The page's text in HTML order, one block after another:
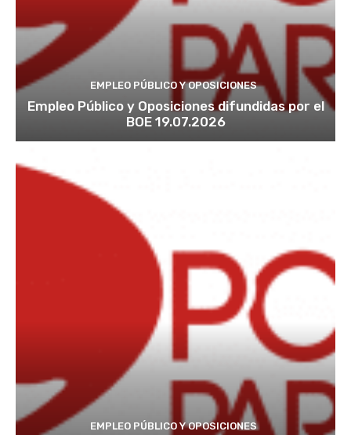
EMPLEO PÚBLICO Y OPOSICIONES
Empleo Público y Oposiciones difundidas por el
BOE 19.07.2026
EMPLEO PÚBLICO Y OPOSICIONES